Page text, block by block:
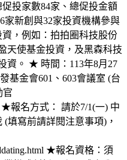
投家數84家、總促投金額
家新創與32家投資機構參與
，例如：拍拍圈科技股份
天使基金投資，及黑森科技
資。 ★ 時間：113年8月27
基金會601、603會議室 (台
官
★報名方式： 請於7/1(一) 中
填寫前請詳閱注意事項)，
★報名資格：須